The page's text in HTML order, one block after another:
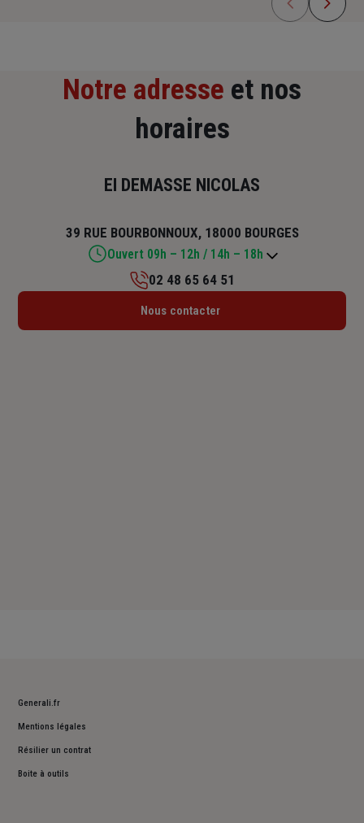
Notre adresse et nos
horaires
EI DEMASSE NICOLAS
39 RUE BOURBONNOUX, 18000 BOURGES
Ouvert 09h – 12h / 14h – 18h
Lundi : 09h – 12h / 14h – 18h
02 48 65 64 51
Nous contacter
Generali.fr
Mentions légales
Résilier un contrat
Boite à outils